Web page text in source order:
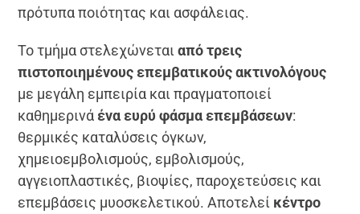
πρότυπα ποιότητας και ασφάλειας.
Το τμήμα στελεχώνεταιαπό τρεις
πιστοποιημένους επεμβατικούς ακτινολόγους
με μεγάλη εμπειρία και πραγματοποιεί
καθημερινά ένα ευρύ φάσμα επεμβάσεων:
θερμικές καταλύσεις όγκων,
χημειοεμβολισμούς, εμβολισμούς,
αγγειοπλαστικές, βιοψίες, παροχετεύσεις και
επεμβάσεις μυοσκελετικού. Αποτελεί κέντρο